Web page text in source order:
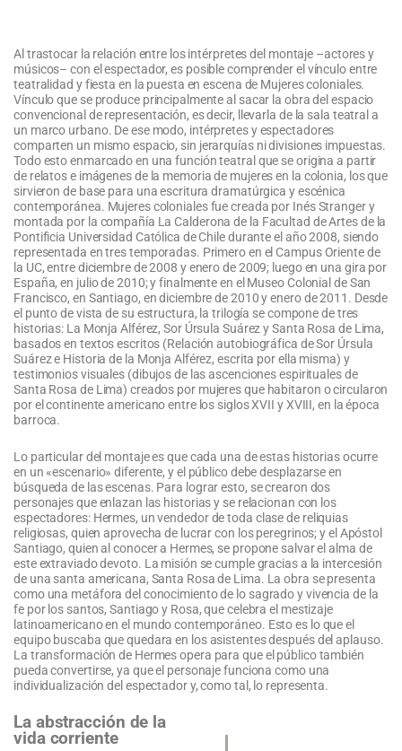
Al trastocar la relación entre los intérpretes del montaje –actores y
músicos– con el espectador, es posible comprender el vínculo entre
teatralidad y fiesta en la puesta en escena de Mujeres coloniales.
Vínculo que se produce principalmente al sacar la obra del espacio
convencional de representación, es decir, llevarla de la sala teatral a
un marco urbano. De ese modo, intérpretes y espectadores
comparten un mismo espacio, sin jerarquías ni divisiones impuestas.
Todo esto enmarcado en una función teatral que se origina a partir
de relatos e imágenes de la memoria de mujeres en la colonia, los que
sirvieron de base para una escritura dramatúrgica y escénica
contemporánea. Mujeres coloniales fue creada por Inés Stranger y
montada por la compañía La Calderona de la Facultad de Artes de la
Pontificia Universidad Católica de Chile durante el año 2008, siendo
representada en tres temporadas. Primero en el Campus Oriente de
la UC, entre diciembre de 2008 y enero de 2009; luego en una gira por
España, en julio de 2010; y finalmente en el Museo Colonial de San
Francisco, en Santiago, en diciembre de 2010 y enero de 2011. Desde
el punto de vista de su estructura, la trilogía se compone de tres
historias: La Monja Alférez, Sor Úrsula Suárez y Santa Rosa de Lima,
basados en textos escritos (Relación autobiográfica de Sor Úrsula
Suárez e Historia de la Monja Alférez, escrita por ella misma) y
testimonios visuales (dibujos de las ascenciones espirituales de
Santa Rosa de Lima) creados por mujeres que habitaron o circularon
por el continente americano entre los siglos XVII y XVIII, en la época
barroca.
Lo particular del montaje es que cada una de estas historias ocurre
en un «escenario» diferente, y el público debe desplazarse en
búsqueda de las escenas. Para lograr esto, se crearon dos
personajes que enlazan las historias y se relacionan con los
espectadores: Hermes, un vendedor de toda clase de reliquias
religiosas, quien aprovecha de lucrar con los peregrinos; y el Apóstol
Santiago, quien al conocer a Hermes, se propone salvar el alma de
este extraviado devoto. La misión se cumple gracias a la intercesión
de una santa americana, Santa Rosa de Lima. La obra se presenta
como una metáfora del conocimiento de lo sagrado y vivencia de la
fe por los santos, Santiago y Rosa, que celebra el mestizaje
latinoamericano en el mundo contemporáneo. Esto es lo que el
equipo buscaba que quedara en los asistentes después del aplauso.
La transformación de Hermes opera para que el público también
pueda convertirse, ya que el personaje funciona como una
individualización del espectador y, como tal, lo representa.
La abstracción de la
vida corriente